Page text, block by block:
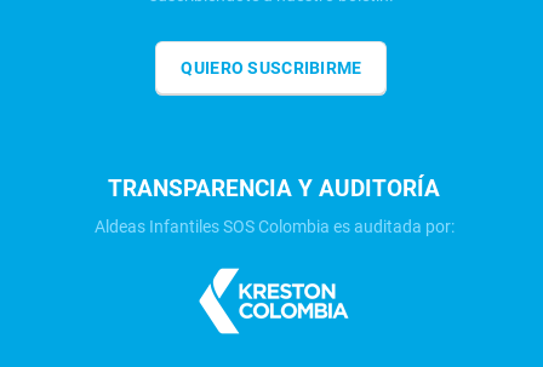
QUIERO SUSCRIBIRME
TRANSPARENCIA Y AUDITORÍA
Aldeas Infantiles SOS Colombia es auditada por: